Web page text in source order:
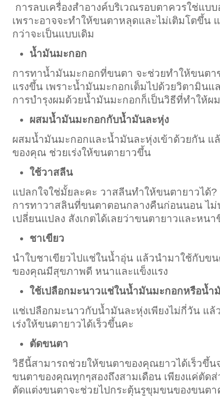
การลบเครื่องสำอางค์บริเวณรอบตาควรใช่แบ
เพราะอาจจะทำให้ขนตาหลุดและไม่เติมโตขึ้น
กว่าจะเป็นแบบเดิม
น้ำมันมะกอก
การทาน้ำมันมะกอกที่ขนตา จะช่วยทำให้ขนต
แรงขึ้น เพราะน้ำมันมะกอกเต็มไปด้วยวิตามินแ
การบำรุงผมด้วยน้ำมันมะกอกก็เป็นวิธีที่ทำให้ผ
ผสมน้ำมันมะกอกกับน้ำมันละหุ่ง
ผสมน้ำมันมะกอกและน้ำมันละหุ่งเข้าด้วยกัน แ
ของคุณ ช่วยเร่งให้ขนตายาวขึ้น
ใช้วาสลีน
แปลกใจใช่มั้ยละคะ วาสลีนทำให้ขนตายาวได้
การทาวาสลินที่ขนตาตอนกลางคืนก่อนนอน ไม่
เปลี่ยนแปลง สังเกตได้เลยว่าขนตายาวและหนา
ชาเขียว
นำใบชาเขียวไปแช่ในน้ำอุ่น แล้วนำมาใช้กับข
ของคุณมีสุขภาพดี หนาและแข็งแรง
ใช้เปลือกมะนาวแช่ในน้ำมันมะกอกหรือน้ำ
แช่เปลือกมะนาวกับน้ำมันละหุ่งเพียงไม่กี่วัน แ
เร่งให้ขนตายาวได้เร็วขึ้นคะ
ตัดขนตา
วิธีนี้สามารถช่วยให้ขนตาของคุณยาวได้เร็วขึ้
ขนตาของคุณทุกๆสองถึงสามเดือน เพียงแค่ตัดส่
ตัดแต่งขนตาจะช่วยไปกระตุ้นรูขุมขนของขนต